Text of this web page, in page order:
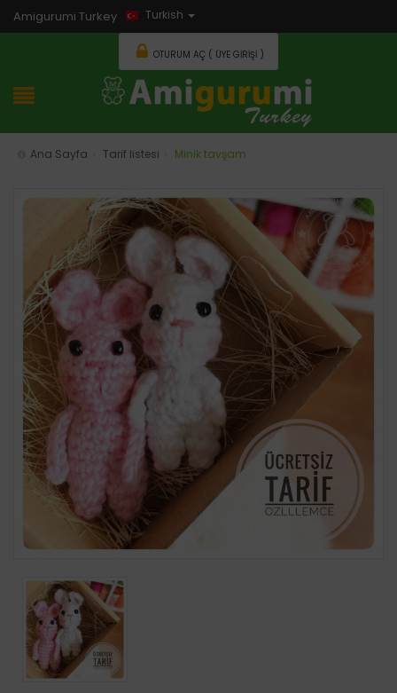
Amigurumi Turkey Turkish
OTURUM AÇ ( ÜYE GIRIŞI )
Ana Sayfa Tarif listesi Minik tavşam